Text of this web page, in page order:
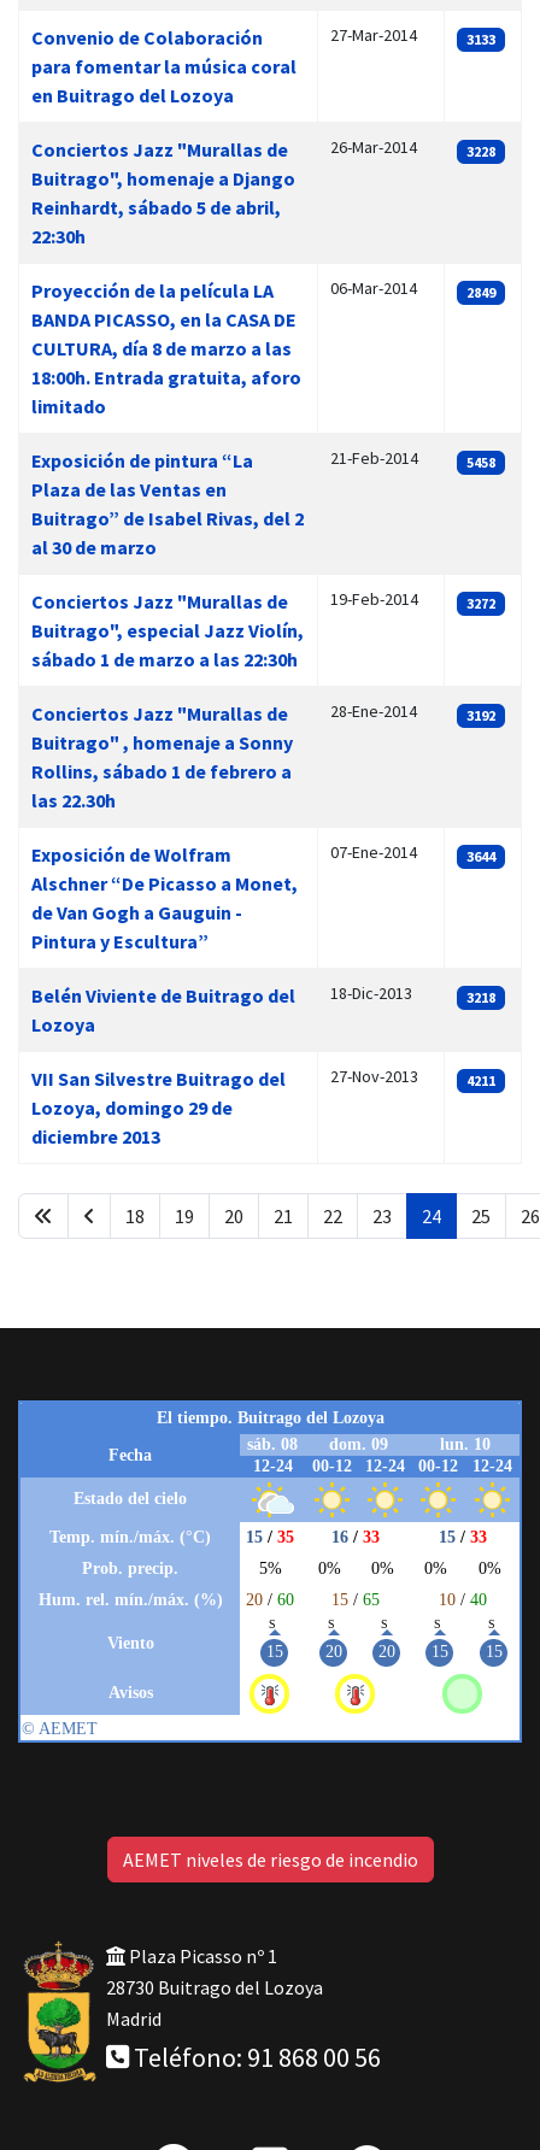
Convenio de Colaboración
para fomentar la música coral
en Buitrago del Lozoya
27-Mar-2014 3133
Conciertos Jazz "Murallas de
Buitrago", homenaje a Django
Reinhardt, sábado 5 de abril,
22:30h
26-Mar-2014 3228
Proyección de la película LA
BANDA PICASSO, en la CASA DE
CULTURA, día 8 de marzo a las
18:00h. Entrada gratuita, aforo
limitado
06-Mar-2014 2849
Exposición de pintura “La
Plaza de las Ventas en
Buitrago” de Isabel Rivas, del 2
al 30 de marzo
21-Feb-2014 5458
Conciertos Jazz "Murallas de
Buitrago", especial Jazz Violín,
sábado 1 de marzo a las 22:30h
19-Feb-2014 3272
Conciertos Jazz "Murallas de
Buitrago" , homenaje a Sonny
Rollins, sábado 1 de febrero a
las 22.30h
28-Ene-2014 3192
Exposición de Wolfram
Alschner “De Picasso a Monet,
de Van Gogh a Gauguin -
Pintura y Escultura”
07-Ene-2014 3644
Belén Viviente de Buitrago del
Lozoya
18-Dic-2013 3218
VII San Silvestre Buitrago del
Lozoya, domingo 29 de
diciembre 2013
27-Nov-2013 4211
Página 24 de 27
18 19 20 21 22 23 24 25 26
AEMET niveles de riesgo de incendio
Plaza Picasso nº 1
28730 Buitrago del Lozoya
Madrid
Teléfono: 91 868 00 56